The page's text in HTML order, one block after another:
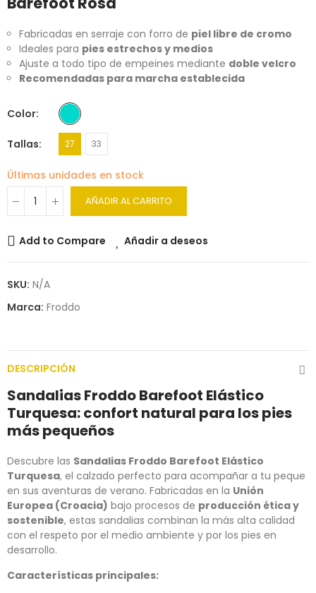
Fabricadas en serraje con forro de piel libre de cromo
Ideales para pies estrechos y medios
Ajuste a todo tipo de empeines mediante doble velcro
Recomendadas para marcha establecida
Color
Tallas 27 33
Últimas unidades en stock
AÑADIR AL CARRITO
Add to Compare Añadir a deseos
SKU: N/A
Marca: Froddo
DESCRIPCIÓN
Sandalias Froddo Barefoot Elástico
Turquesa: confort natural para los pies
más pequeños
Descubre las Sandalias Froddo Barefoot Elástico
Turquesa, el calzado perfecto para acompañar a tu peque
en sus aventuras de verano. Fabricadas en la Unión
Europea (Croacia) bajo procesos de producción ética y
sostenible, estas sandalias combinan la más alta calidad
con el respeto por el medio ambiente y por los pies en
desarrollo.
Características principales: